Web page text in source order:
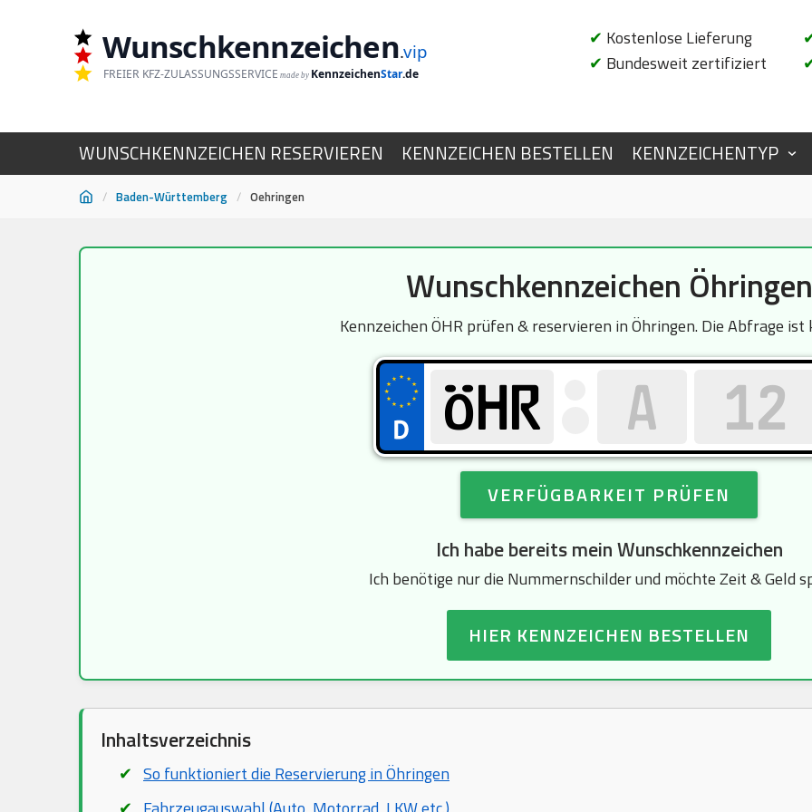
Wunschkennzeichen.vip
FREIER KFZ-ZULASSUNGSSERVICE made by KennzeichenStar.de
✔ Kostenlose Lieferung
✔ Bundesweit zertifiziert
WUNSCHKENNZEICHEN RESERVIEREN KENNZEICHEN BESTELLEN KENNZEICHENTYP
/ Baden-Württemberg / Oehringen
Wunschkennzeichen Öhringen
Kennzeichen ÖHR prüfen & reservieren in Öhringen. Die Abfrage ist
VERFÜGBARKEIT PRÜFEN
Ich habe bereits mein Wunschkennzeichen
Ich benötige nur die Nummernschilder und möchte Zeit & Geld
HIER KENNZEICHEN BESTELLEN
Inhaltsverzeichnis
So funktioniert die Reservierung in Öhringen